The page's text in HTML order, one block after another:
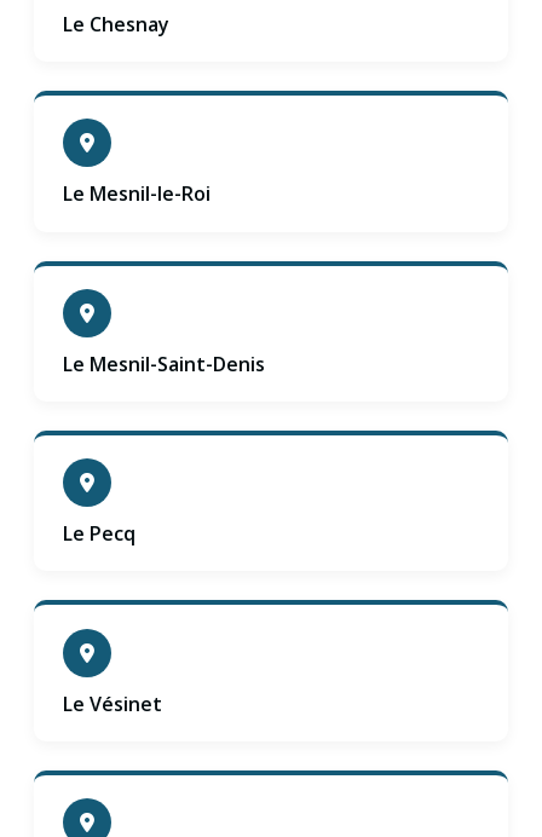
Le Chesnay
Le Mesnil-le-Roi
Le Mesnil-Saint-Denis
Le Pecq
Le Vésinet